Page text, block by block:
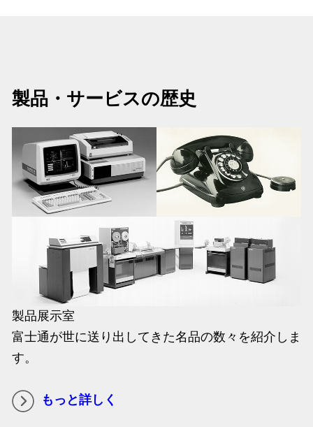
製品・サービスの歴史
製品展示室
富士通が世に送り出してきた名品の数々を紹介しま
す。
もっと詳しく